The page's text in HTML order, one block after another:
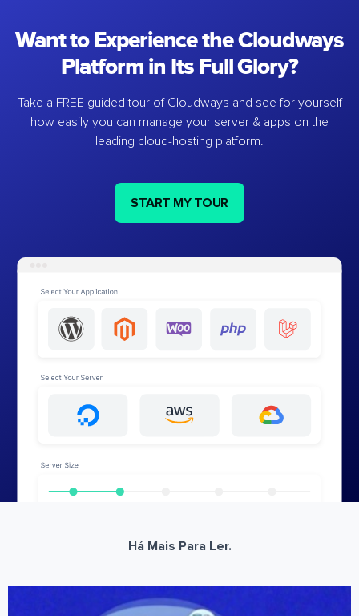
Want to Experience the Cloudways
Platform in Its Full Glory?
Take a FREE guided tour of Cloudways and see for yourself
how easily you can manage your server & apps on the
leading cloud-hosting platform.
START MY TOUR
Há Mais Para Ler.